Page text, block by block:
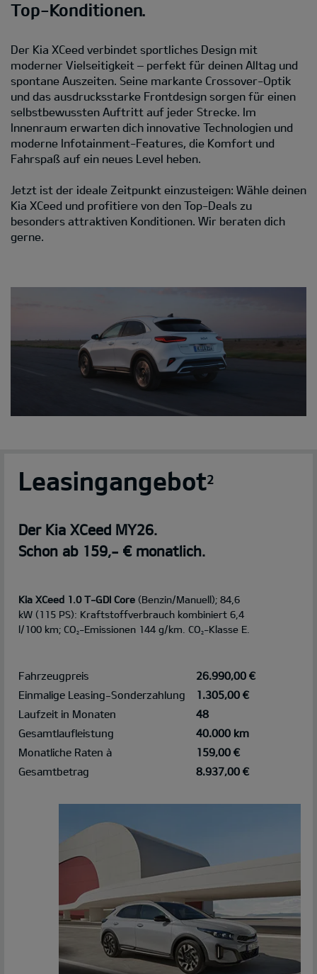
Top-Konditionen.
Der Kia XCeed verbindet sportliches Design mit
moderner Vielseitigkeit – perfekt für deinen Alltag und
spontane Auszeiten. Seine markante Crossover-Optik
und das ausdrucksstarke Frontdesign sorgen für einen
selbstbewussten Auftritt auf jeder Strecke. Im
Innenraum erwarten dich innovative Technologien und
moderne Infotainment-Features, die Komfort und
Fahrspaß auf ein neues Level heben.
Jetzt ist der ideale Zeitpunkt einzusteigen: Wähle deinen
Kia XCeed und profitiere von den Top-Deals zu
besonders attraktiven Konditionen. Wir beraten dich
gerne.
Leasingangebot2
Der Kia XCeed MY26.
Schon ab 159,- € monatlich.
Kia XCeed 1.0 T-GDI Core (Benzin/Manuell); 84,6
kW (115 PS): Kraftstoffverbrauch kombiniert 6,4
l/100 km; CO2-Emissionen 144 g/km. CO2-Klasse E.
Fahrzeugpreis
26.990,00 €
Einmalige Leasing-Sonderzahlung
1.305,00 €
Laufzeit in Monaten
48
Gesamtlaufleistung
40.000 km
Monatliche Raten à
159,00 €
Gesamtbetrag
8.937,00 €